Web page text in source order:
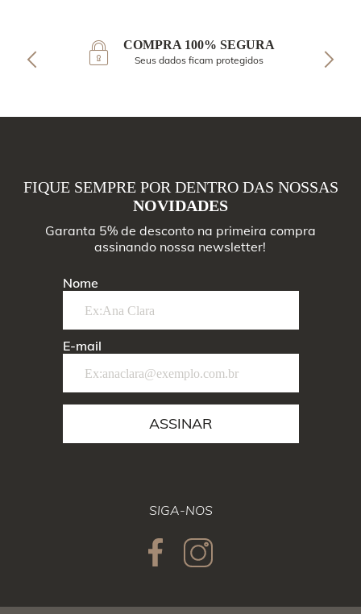
COMPRA 100% SEGURA
Seus dados ficam protegidos
FIQUE SEMPRE POR DENTRO DAS NOSSAS
NOVIDADES
Garanta 5% de desconto na primeira compra
assinando nossa newsletter!
Nome
E-mail
ASSINAR
SIGA-NOS